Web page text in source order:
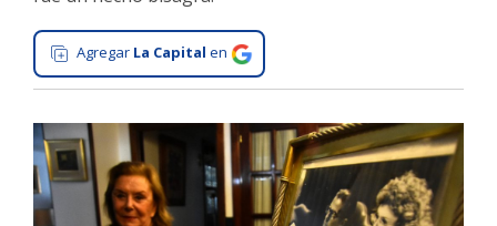
Interés
General
La
Ciudad
Deportes
Agregar La Capital en